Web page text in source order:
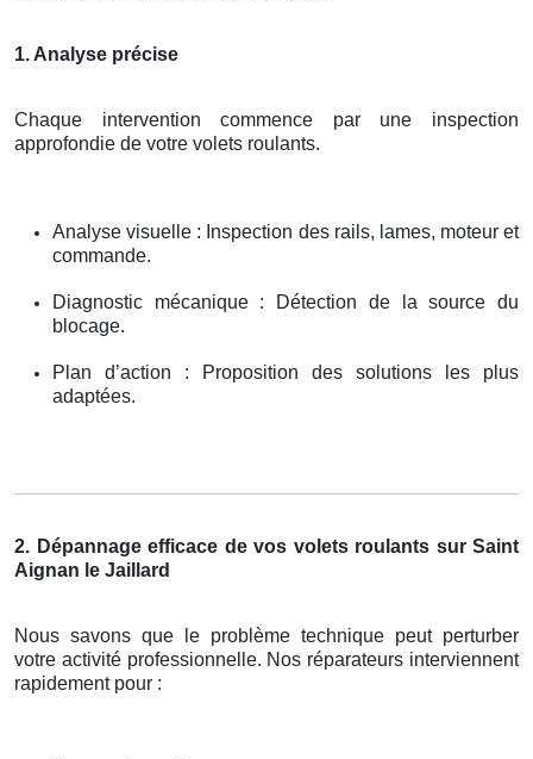
1. Analyse précise
Chaque intervention commence par une inspection
approfondie de votre volets roulants.
Analyse visuelle : Inspection des rails, lames, moteur et
commande.
Diagnostic mécanique : Détection de la source du
blocage.
Plan d’action : Proposition des solutions les plus
adaptées.
2. Dépannage efficace de vos volets roulants sur Saint
Aignan le Jaillard
Nous savons que le problème technique peut perturber
votre activité professionnelle. Nos réparateurs interviennent
rapidement pour :